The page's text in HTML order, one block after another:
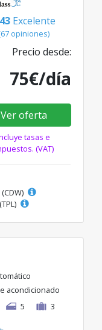
Excelente
opiniones)
Precio desde:
75€/día
Ver oferta
tasas e
(VAT)
acondicionado
5 3